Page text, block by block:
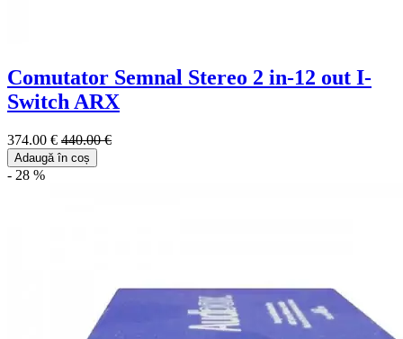
Comutator Semnal Stereo 2 in-12 out I-
Switch ARX
374.00 € 440.00 €
Adaugă în coș
- 28 %